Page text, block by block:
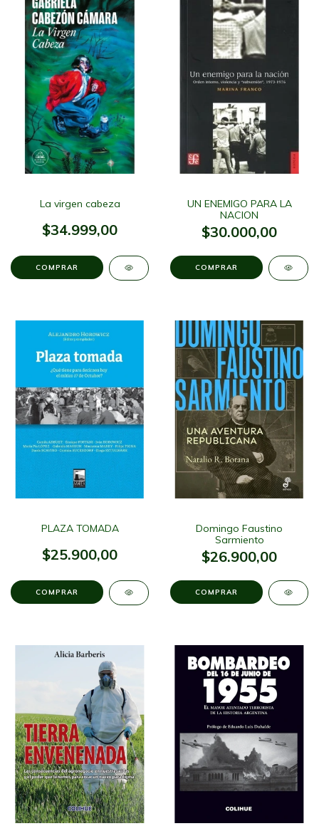
La virgen cabeza
$34.999,00
UN ENEMIGO PARA LA
NACION
$30.000,00
PLAZA TOMADA
$25.900,00
Domingo Faustino
Sarmiento
$26.900,00